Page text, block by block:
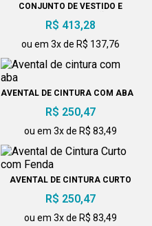
CONJUNTO DE VESTIDO E
AVENTAL COLEÇÃO
R$ 413,28
ou em 3x de R$ 137,76
AVENTAL DE CINTURA COM ABA
R$ 250,47
ou em 3x de R$ 83,49
AVENTAL DE CINTURA CURTO
COM FENDA
R$ 250,47
ou em 3x de R$ 83,49